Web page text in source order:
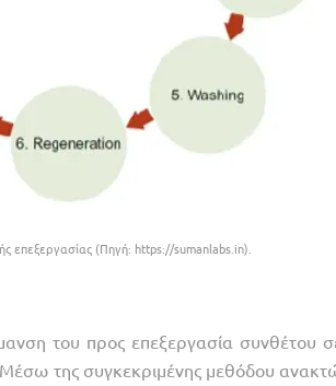
επεξεργασίας (Πηγή: https://sumanlabs.in).
του προς επεξεργασία συνθέτου
της συγκεκριμένης μεθόδου